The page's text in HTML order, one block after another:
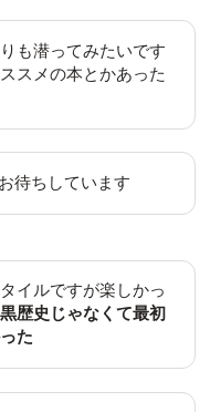
も潜ってみたいです
スメの本とかあった
待ちしています
イルですが楽しかっ
歴史じゃなくて最初
た